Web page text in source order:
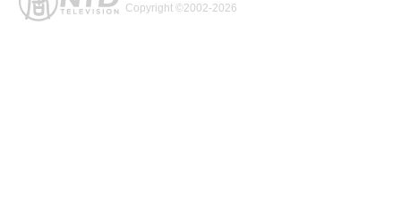
Copyright ©2002-2026